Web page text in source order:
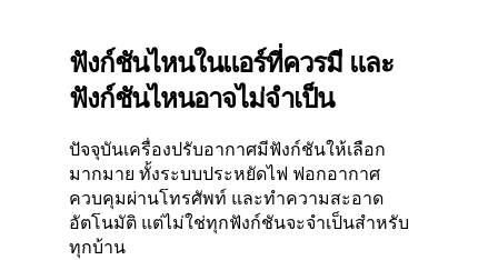
ฟังก์ชันไหนในแอร์ที่ควรมี และ
ฟังก์ชันไหนอาจไม่จำเป็น
ปัจจุบันเครื่องปรับอากาศมีฟังก์ชันให้เลือก
มากมาย ทั้งระบบประหยัดไฟ ฟอกอากาศ
ควบคุมผ่านโทรศัพท์ และทำความสะอาด
อัตโนมัติ แต่ไม่ใช่ทุกฟังก์ชันจะจำเป็นสำหรับ
ทุกบ้าน